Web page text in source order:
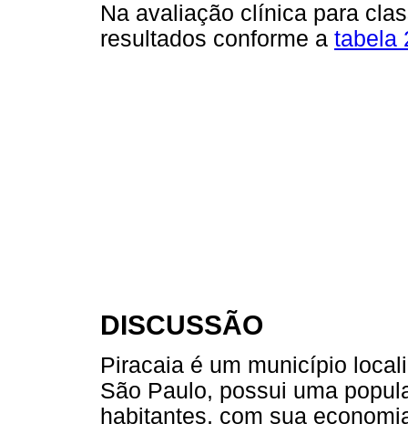
Na avaliação clínica para
resultados conforme a tabela
DISCUSSÃO
Piracaia é um município
São Paulo, possui uma
habitantes, com sua